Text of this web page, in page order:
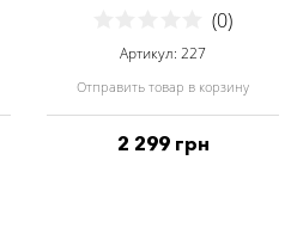
(0)
Артикул: 227
Отправить товар в корзину
2 299 грн